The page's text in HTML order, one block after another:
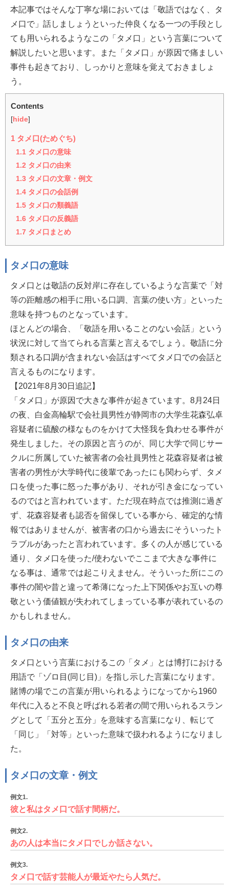
本記事ではそんな丁寧な場においては「敬語ではなく、タ
メ口で」話しましょうといった仲良くなる一つの手段とし
ても用いられるようなこの「タメ口」という言葉について
解説したいと思います。また「タメ口」が原因で痛ましい
事件も起きており、しっかりと意味を覚えておきましょ
う。
Contents
[ hide]
1 タメ口(ためぐち)
1.1 タメ口の意味
1.2 タメ口の由来
1.3 タメ口の文章・例文
1.4 タメ口の会話例
1.5 タメ口の類義語
1.6 タメ口の反義語
1.7 タメ口まとめ
タメ口の意味
タメ口とは敬語の反対岸に存在しているような言葉で「対
等の距離感の相手に用いる口調、言葉の使い方」といった
意味を持つものとなっています。
ほとんどの場合、「敬語を用いることのない会話」という
状況に対して当てられる言葉と言えるでしょう。敬語に分
類される口調が含まれない会話はすべてタメ口での会話と
言えるものになります。
【2021年8月30日追記】
「タメ口」が原因で大きな事件が起きています。8月24日
の夜、白金高輪駅で会社員男性が静岡市の大学生花森弘卓
容疑者に硫酸の様なものをかけて大怪我を負わせる事件が
発生しました。その原因と言うのが、同じ大学で同じサー
クルに所属していた被害者の会社員男性と花森容疑者は被
害者の男性が大学時代に後輩であったにも関わらず、タメ
口を使った事に怒った事があり、それが引き金になってい
るのではと言われています。ただ現在時点では推測に過ぎ
ず、花森容疑者も認否を留保している事から、確定的な情
報ではありませんが、被害者の口から過去にそういったト
ラブルがあったと言われています。多くの人が感じている
通り、タメ口を使った/使わないでここまで大きな事件に
なる事は、通常では起こりえません。そういった所にこの
事件の闇や昔と違って希薄になった上下関係やお互いの尊
敬という価値観が失われてしまっている事が表れているの
かもしれません。
タメ口の由来
タメ口という言葉におけるこの「タメ」とは博打における
用語で「ゾロ目(同じ目)」を指し示した言葉になります。
賭博の場でこの言葉が用いられるようになってから1960
年代に入ると不良と呼ばれる若者の間で用いられるスラン
グとして「五分と五分」を意味する言葉になり、転じて
「同じ」「対等」といった意味で扱われるようになりまし
た。
タメ口の文章・例文
例文1.
彼と私はタメ口で話す間柄だ。
例文2.
あの人は本当にタメ口でしか話さない。
例文3.
タメ口で話す芸能人が最近やたら人気だ。